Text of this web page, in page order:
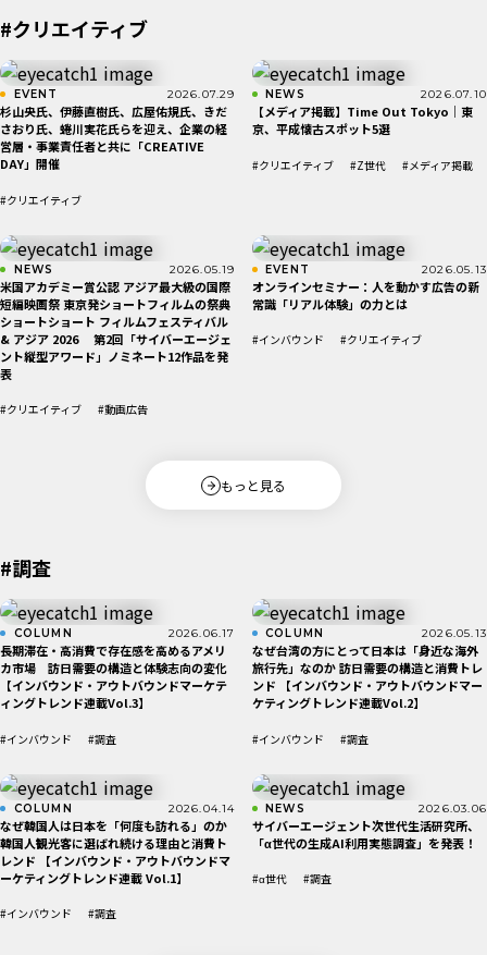
#クリエイティブ
もっと見る
EVENT 2026.07.29
杉山央氏、伊藤直樹氏、広屋佑規氏、きだ
さおり氏、蜷川実花氏らを迎え、企業の経
営層・事業責任者と共に「CREATIVE
DAY」開催
#クリエイティブ
NEWS 2026.07.10
【メディア掲載】Time Out Tokyo｜東
京、平成懐古スポット5選
#クリエイティブ #Z世代 #メディア掲載
NEWS 2026.05.19
米国アカデミー賞公認 アジア最大級の国際
短編映画祭 東京発ショートフィルムの祭典
ショートショート フィルムフェスティバル
& アジア 2026 第2回「サイバーエージェ
ント縦型アワード」ノミネート12作品を発
表
#クリエイティブ #動画広告
EVENT 2026.05.13
オンラインセミナー：人を動かす広告の新
常識「リアル体験」の力とは
#インバウンド #クリエイティブ
#調査
COLUMN 2026.06.17
長期滞在・高消費で存在感を高めるアメリ
カ市場 訪日需要の構造と体験志向の変化
【インバウンド・アウトバウンドマーケテ
ィングトレンド連載Vol.3】
#インバウンド #調査
COLUMN 2026.05.13
なぜ台湾の方にとって日本は「身近な海外
旅行先」なのか 訪日需要の構造と消費トレ
ンド 【インバウンド・アウトバウンドマー
ケティングトレンド連載Vol.2】
#インバウンド #調査
COLUMN 2026.04.14
なぜ韓国人は日本を「何度も訪れる」のか
韓国人観光客に選ばれ続ける理由と消費ト
レンド 【インバウンド・アウトバウンドマ
ーケティングトレンド連載 Vol.1】
#インバウンド #調査
NEWS 2026.03.06
サイバーエージェント次世代生活研究所、
「α世代の生成AI利用実態調査」を発表！
#α世代 #調査